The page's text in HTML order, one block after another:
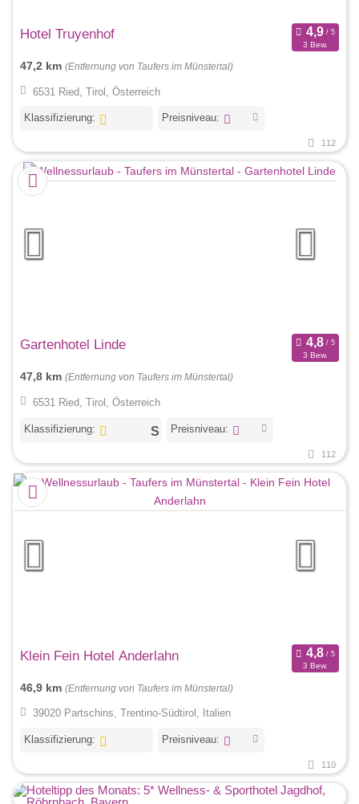
Hotel Truyenhof
3 Bew.
47,2 km (Entfernung von Taufers im Münstertal)
6531 Ried, Tirol, Österreich
Klassifizierung: Preisniveau:
112
Gartenhotel Linde
3 Bew.
47,8 km (Entfernung von Taufers im Münstertal)
6531 Ried, Tirol, Österreich
Klassifizierung: Preisniveau:
112
Klein Fein Hotel Anderlahn
3 Bew.
46,9 km (Entfernung von Taufers im Münstertal)
39020 Partschins, Trentino-Südtirol, Italien
Klassifizierung: Preisniveau:
110